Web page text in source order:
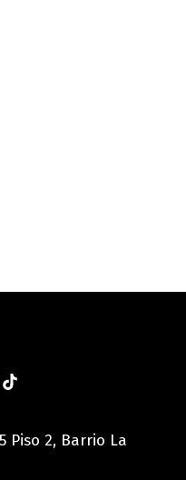
Piso 2, Barrio La